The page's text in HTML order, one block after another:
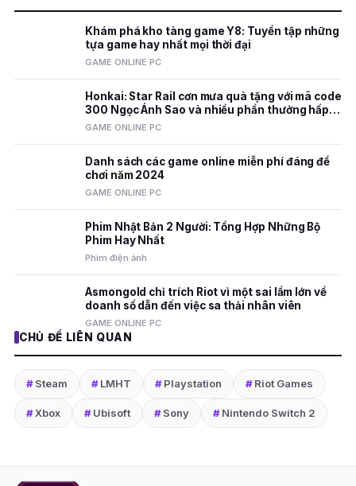
Khám phá kho tàng game Y8: Tuyển tập những
tựa game hay nhất mọi thời đại
GAME ONLINE PC
Honkai: Star Rail cơn mưa quà tặng với mã code
300 Ngọc Ánh Sao và nhiều phần thưởng hấp
dẫn
GAME ONLINE PC
Danh sách các game online miễn phí đáng để
chơi năm 2024
GAME ONLINE PC
Phim Nhật Bản 2 Người: Tổng Hợp Những Bộ
Phim Hay Nhất
Phim điện ảnh
Asmongold chỉ trích Riot vì một sai lầm lớn về
doanh số dẫn đến việc sa thải nhân viên
GAME ONLINE PC
CHỦ ĐỀ LIÊN QUAN
#Steam #LMHT #Playstation #Riot Games
#Xbox #Ubisoft #Sony #Nintendo Switch 2